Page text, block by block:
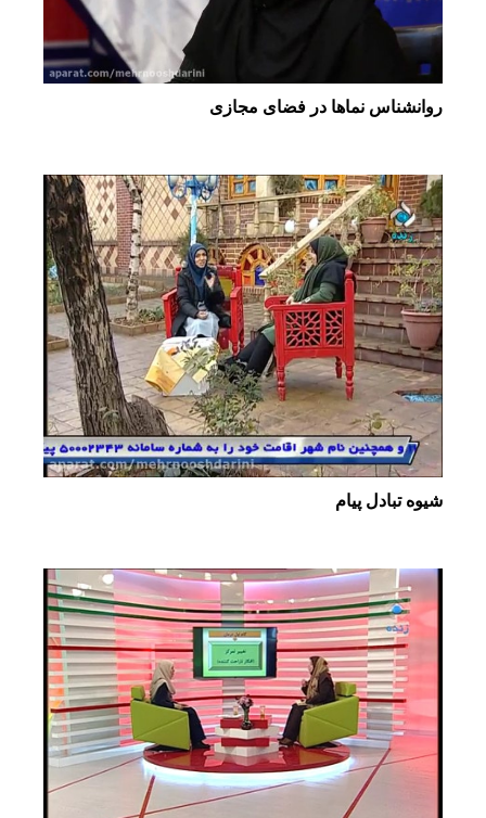
روانشناس نماها در فضای مجازی
شیوه تبادل پیام